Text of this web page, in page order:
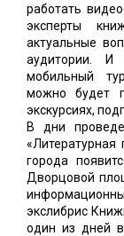
работать
эксперты
актуальные
аудитории. И
мобильный
можно будет
экскурсиях,
В дни
«Литературная
города
Дворцовой
экслибрис
один из дней